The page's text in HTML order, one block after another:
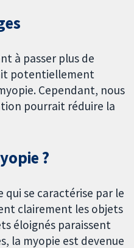
à passer plus de
potentiellement
Cependant, nous
pourrait réduire la
?
qui se caractérise par le
clairement les objets
éloignés paraissent
la myopie est devenue